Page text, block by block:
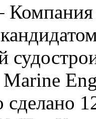
сделано